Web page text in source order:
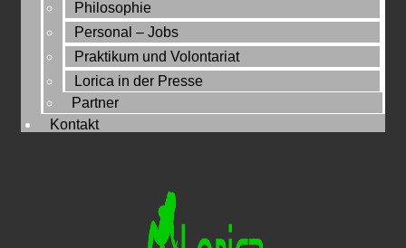
Philosophie
Personal – Jobs
Praktikum und Volontariat
Lorica in der Presse
Partner
Kontakt